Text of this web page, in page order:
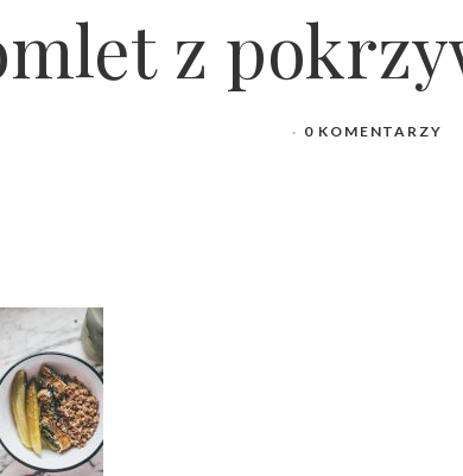
z
0 KOMENTARZY